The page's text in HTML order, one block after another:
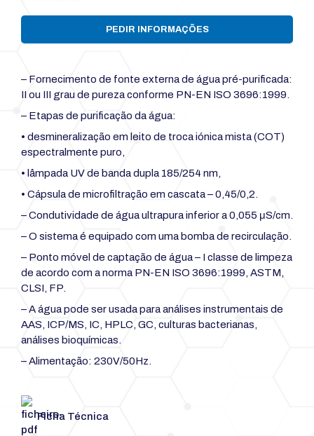
PEDIR INFORMAÇÕES
– Fornecimento de fonte externa de água pré-purificada:
II ou III grau de pureza conforme PN-EN ISO 3696:1999.
– Etapas de purificação da água:
• desmineralização em leito de troca iónica mista (COT)
espectralmente puro,
• lâmpada UV de banda dupla 185/254 nm,
• Cápsula de microfiltração em cascata – 0,45/0,2.
– Condutividade de água ultrapura inferior a 0,055 μS/cm.
– O sistema é equipado com uma bomba de recirculação.
– Ponto móvel de captação de água – I classe de limpeza
de acordo com a norma PN-EN ISO 3696:1999, ASTM,
CLSI, FP.
– A água pode ser usada para análises instrumentais de
AAS, ICP/MS, IC, HPLC, GC, culturas bacterianas,
análises bioquímicas.
– Alimentação: 230V/50Hz.
Ficha Técnica